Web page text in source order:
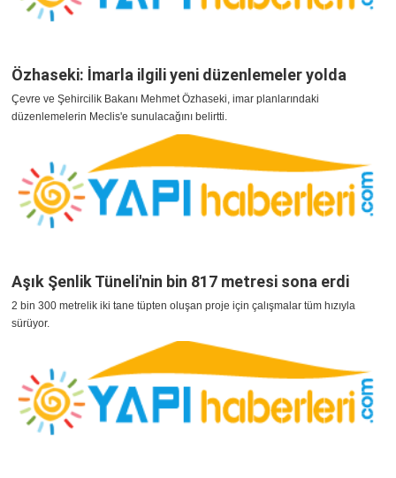
Özhaseki: İmarla ilgili yeni düzenlemeler yolda
Çevre ve Şehircilik Bakanı Mehmet Özhaseki, imar planlarındaki
düzenlemelerin Meclis'e sunulacağını belirtti.
Aşık Şenlik Tüneli'nin bin 817 metresi sona erdi
2 bin 300 metrelik iki tane tüpten oluşan proje için çalışmalar tüm hızıyla
sürüyor.